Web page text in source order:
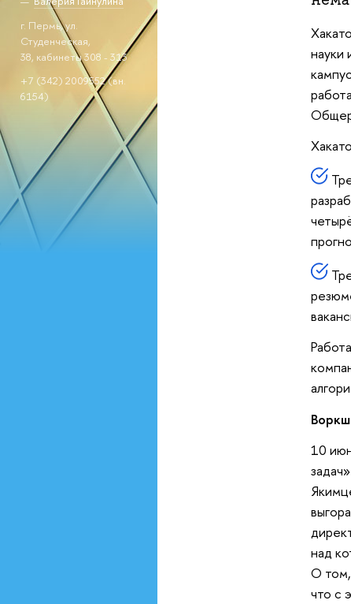
г. Пермь, ул.
Студенческая,
38, кабинеты 308 - 313
+7 (342) 2009552 (вн.
6154)
науки
10
над
О том,
что с